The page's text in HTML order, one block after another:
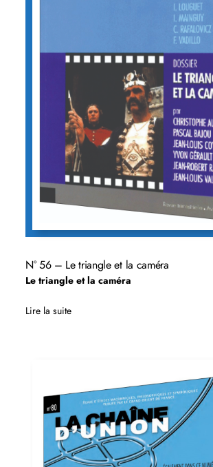
N° 56 – Le triangle et la caméra
Le triangle et la caméra
Lire la suite